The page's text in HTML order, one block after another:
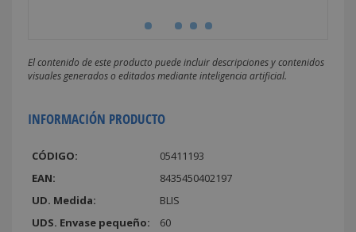
El contenido de este producto puede incluir descripciones y contenidos
visuales generados o editados mediante inteligencia artificial.
INFORMACIÓN PRODUCTO
CÓDIGO:
05411193
EAN:
8435450402197
UD. Medida:
BLIS
UDS. Envase pequeño:
60